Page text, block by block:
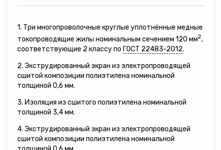
1. Три многопроволочные круглые уплотнённые медные
токопроводящие жилы номинальным сечением 120 мм2,
соответствующие 2 классу по ГОСТ 22483-2012.
2. Экструдированный экран из электропроводящей
сшитой композиции полиэтилена номинальной
толщиной 0,6 мм.
3. Изоляция из сшитого полиэтилена номинальной
толщиной 3,4 мм.
4. Экструдированный экран из электропроводящей
сшитой композиции полиэтилена номинальной